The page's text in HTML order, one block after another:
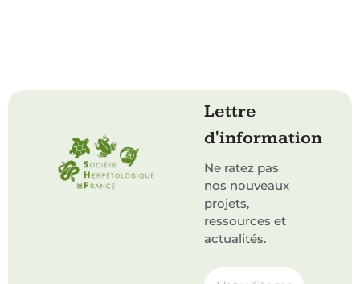
Lettre
d'information
Ne ratez pas
nos nouveaux
projets,
ressources et
actualités.